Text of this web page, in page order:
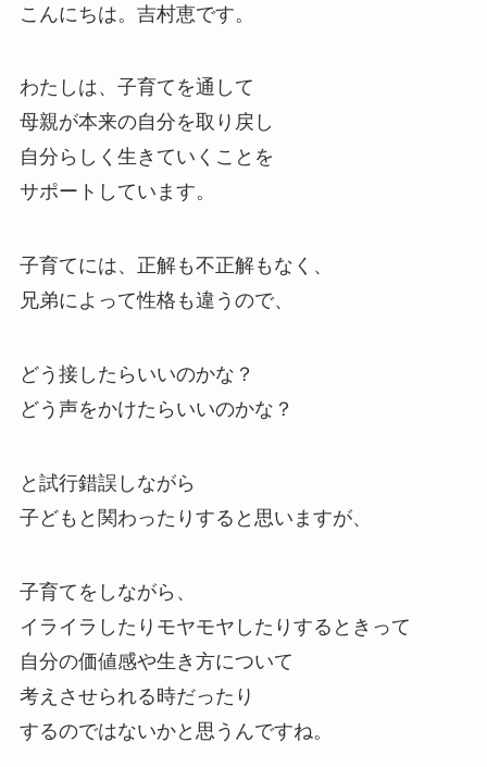
こんにちは。吉村恵です。
わたしは、子育てを通して
母親が本来の自分を取り戻し
自分らしく生きていくこと を
サポートしています。
子育てには、正解も不正解もなく、
兄弟によって性格も違うので、
どう接したらいいのかな？
どう声をかけたらいいのかな？
と試行錯誤しながら
子どもと関わったりすると思いますが、
子育てをしながら、
イライラしたりモヤモヤしたりするときって
自分の価値感や生き方について
考えさせられる時だったり
するのではないかと思うんですね。